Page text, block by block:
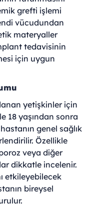
grefti işlemi
vücudundan
materyaller
tedavisinin
için uygun
yetişkinler için
18 yaşından sonra
genel sağlık
Özellikle
veya diğer
dikkatle incelenir.
etkileyebilecek
bireysel